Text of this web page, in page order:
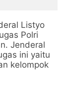
Listyo
Polri
Jenderal
ini yaitu
kelompok